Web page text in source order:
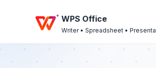
WPS Office
Writer • Spreadsheet •